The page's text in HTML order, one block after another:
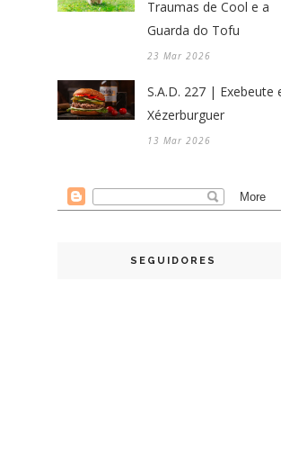
Traumas de Cool e a
Guarda do Tofu
23 Mar 2026
S.A.D. 227 | Exebeute
Xézerburguer
13 Mar 2026
SEGUIDORES